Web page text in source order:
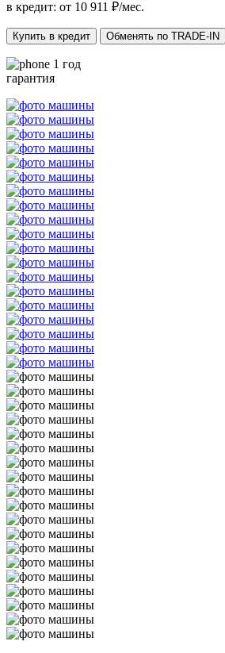
в кредит: от 10 911 ₽/мес.
Купить в кредит Обменять по TRADE-IN
1 год
гарантия